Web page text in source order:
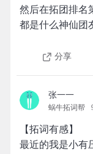
然后在拓团排
都是什么神仙团
分享
张一一
蜗牛拓词帮
【拓词有感】
最近的我是小有